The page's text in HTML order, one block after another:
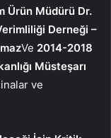
Ürün Müdürü Dr.
Derneği –
Ve 2014-2018
Müsteşarı
ve